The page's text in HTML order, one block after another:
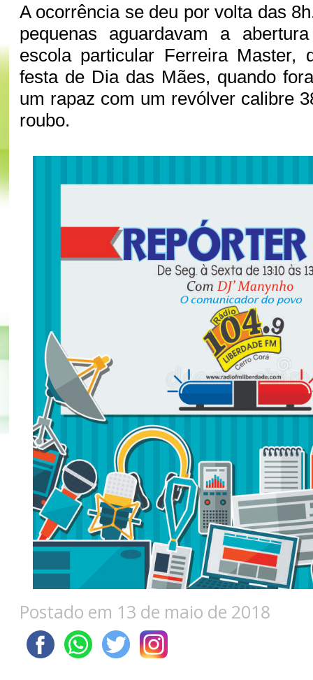
A ocorrência se deu por volta das
pequenas aguardavam a
escola particular Ferreira Master,
festa de Dia das Mães, quando
um rapaz com um revólver calibre
roubo.
Postado em 13 de maio de 2018